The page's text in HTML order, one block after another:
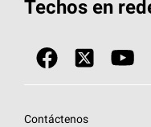
Componentes
Tecnología
Únase a la red de
Diseño en el techo
Encuentre una
Techos en
Contáctenos